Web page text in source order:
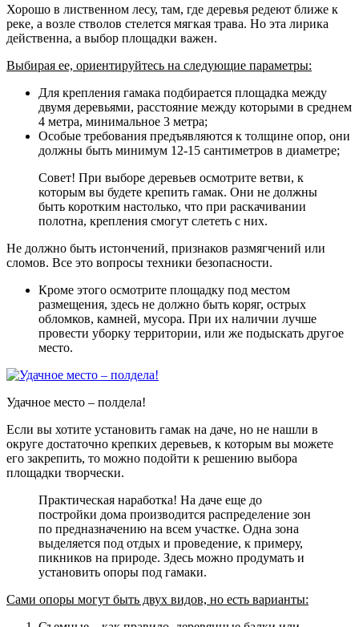
Хорошо в лиственном лесу, там, где деревья редеют ближе к
реке, а возле стволов стелется мягкая трава. Но эта лирика
действенна, а выбор площадки важен.
Выбирая ее, ориентируйтесь на следующие параметры:
Для крепления гамака подбирается площадка между
двумя деревьями, расстояние между которыми в среднем
4 метра, минимальное 3 метра;
Особые требования предъявляются к толщине опор, они
должны быть минимум 12-15 сантиметров в диаметре;
Совет! При выборе деревьев осмотрите ветви, к
которым вы будете крепить гамак. Они не должны
быть коротким настолько, что при раскачивании
полотна, крепления смогут слететь с них.
Не должно быть истончений, признаков размягчений или
сломов. Все это вопросы техники безопасности.
Кроме этого осмотрите площадку под местом
размещения, здесь не должно быть коряг, острых
обломков, камней, мусора. При их наличии лучше
провести уборку территории, или же подыскать другое
место.
Удачное место – полдела!
Если вы хотите установить гамак на даче, но не нашли в
округе достаточно крепких деревьев, к которым вы можете
его закрепить, то можно подойти к решению выбора
площадки творчески.
Практическая наработка! На даче еще до
постройки дома производится распределение зон
по предназначению на всем участке. Одна зона
выделяется под отдых и проведение, к примеру,
пикников на природе. Здесь можно продумать и
установить опоры под гамаки.
Сами опоры могут быть двух видов, но есть варианты: